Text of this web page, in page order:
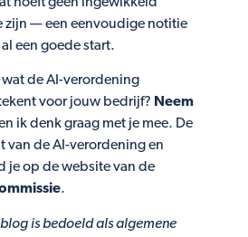
zijn — een eenvoudige notitie
een goede start.
de AI-verordening
voor jouw bedrijf? Neem
ik denk graag met je mee. De
van de AI-verordening en
je op de website van de
.
is bedoeld als algemene